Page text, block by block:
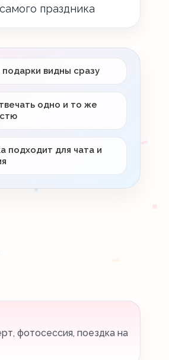
праздника
видны сразу
одно и то же
подходит для чата и
фотосессия, поездка на